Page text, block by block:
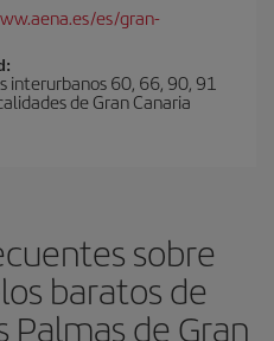
es/gran-
interurbanos 60, 66, 90, 91
de Gran Canaria
sobre
baratos de
Palmas de Gran